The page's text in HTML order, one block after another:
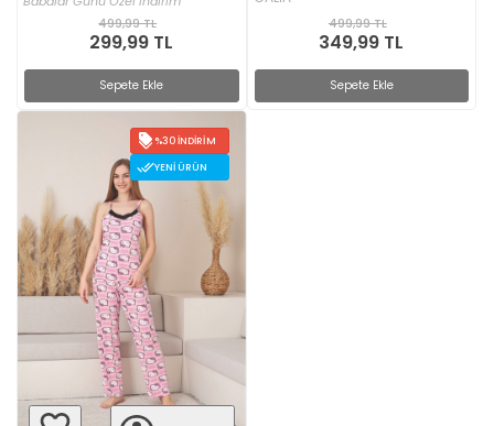
499,99 TL
299,99 TL
Sepete Ekle
499,99 TL
349,99 TL
Sepete Ekle
%30 İNDIRIM
YENI ÜRÜN